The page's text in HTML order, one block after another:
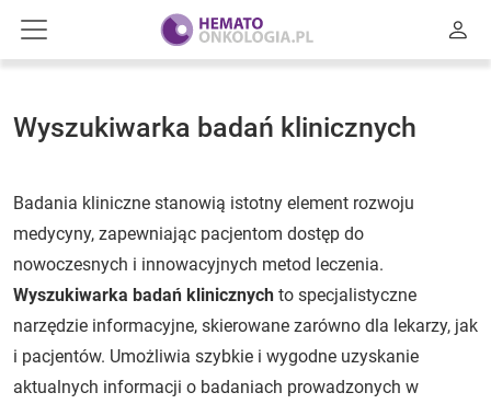
Wyszukiwarka badań klinicznych
Badania kliniczne stanowią istotny element rozwoju
medycyny, zapewniając pacjentom dostęp do
nowoczesnych i innowacyjnych metod leczenia.
Wyszukiwarka badań klinicznych to specjalistyczne
narzędzie informacyjne, skierowane zarówno dla lekarzy, jak
i pacjentów. Umożliwia szybkie i wygodne uzyskanie
aktualnych informacji o badaniach prowadzonych w